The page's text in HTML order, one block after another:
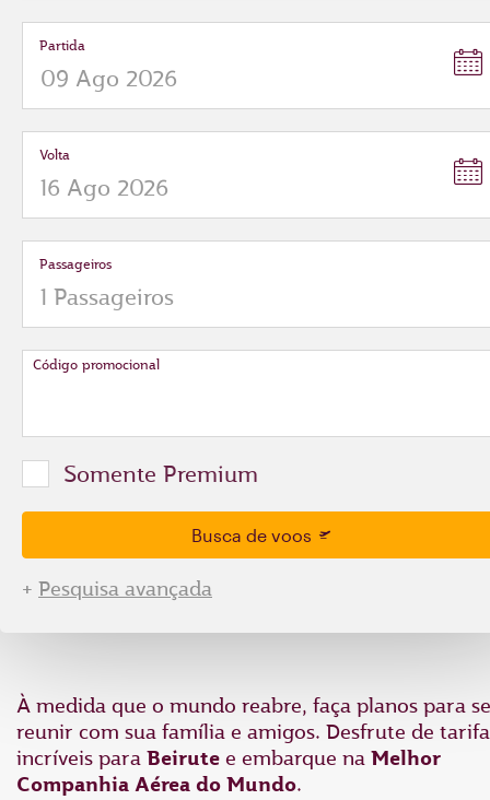
Partida
Volta
Passageiros
Código promocional
Somente Premium
Busca de voos
+ Pesquisa avançada
À medida que o mundo reabre, faça planos para se
reunir com sua família e amigos. Desfrute de
incríveis para Beirute e embarque na Melhor
Companhia Aérea do Mundo.